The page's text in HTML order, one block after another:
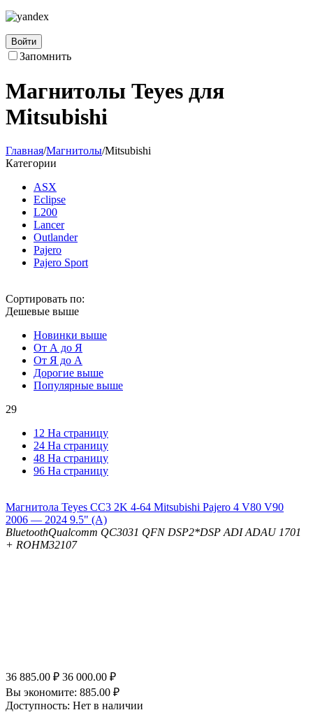
Войти
Запомнить
Магнитолы Teyes для
Mitsubishi
Главная/Магнитолы/Mitsubishi
Категории
ASX
Eclipse
L200
Lancer
Outlander
Pajero
Pajero Sport
Сортировать по:
Дешевые выше
Новинки выше
От А до Я
От Я до А
Дорогие выше
Популярные выше
29
12 На страницу
24 На страницу
48 На страницу
96 На страницу
Магнитола Teyes CC3 2K 4-64 Mitsubishi Pajero 4 V80 V90
2006 — 2024 9.5" (A)
BluetoothQualcomm QC3031 QFN DSP2*DSP ADI ADAU 1701
+ ROHM32107
36 885.00 ₽ 36 000.00 ₽
Вы экономите: 885.00 ₽
Доступность: Нет в наличии